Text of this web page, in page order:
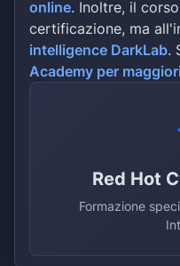
online. Inoltre, il
certificazione, ma
intelligence DarkLab.
Academy per
Red Hot
Formazione